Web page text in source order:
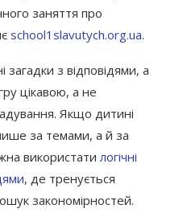
зберегти
заняття про
school1slavutych.org.ua.
загадки з відповідями, а
цікавою, а не
Якщо дитині
за темами, а й за
використати логічні
, де тренується
закономірностей.